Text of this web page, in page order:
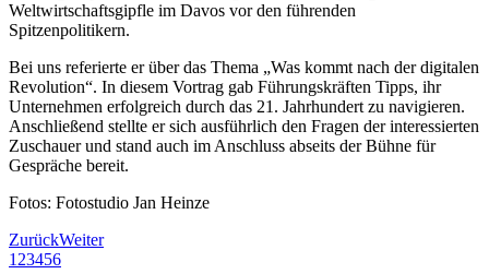
Weltwirtschaftsgipfle im Davos vor den führenden
Spitzenpolitikern.
Bei uns referierte er über das Thema „Was kommt nach der digitalen
Revolution“. In diesem Vortrag gab Führungskräften Tipps, ihr
Unternehmen erfolgreich durch das 21. Jahrhundert zu navigieren.
Anschließend stellte er sich ausführlich den Fragen der interessierten
Zuschauer und stand auch im Anschluss abseits der Bühne für
Gespräche bereit.
Fotos: Fotostudio Jan Heinze
ZurückWeiter
1 23456